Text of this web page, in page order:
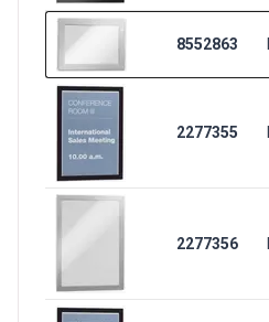
8552863
2277355
2277356